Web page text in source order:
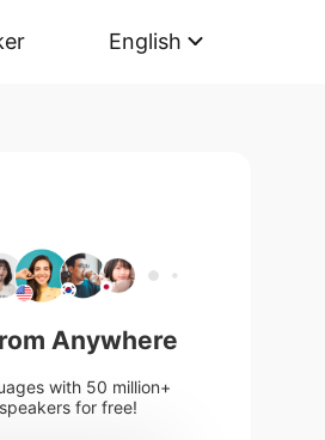
English
Anywhere
with 50 million+
for free!